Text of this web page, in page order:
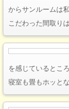
からサンルームは
こだわった間取り
を感じているところ
寝室も畳もホッと